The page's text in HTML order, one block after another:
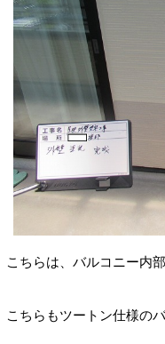
こちらは、バルコニー内
こちらもツートン仕様の